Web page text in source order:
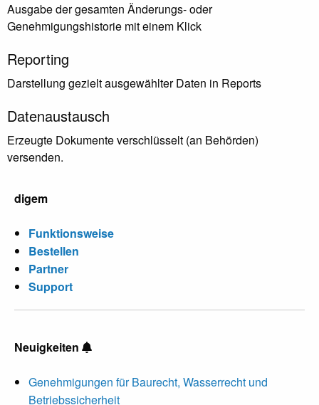
Ausgabe der gesamten Änderungs- oder
Genehmigungshistorie mit einem Klick
Reporting
Darstellung gezielt ausgewählter Daten in Reports
Datenaustausch
Erzeugte Dokumente verschlüsselt (an Behörden)
versenden.
digem
Funktionsweise
Bestellen
Partner
Support
Neuigkeiten
Genehmigungen für Baurecht, Wasserrecht und
Betriebssicherheit